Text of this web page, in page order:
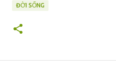
ĐỜI SỐNG